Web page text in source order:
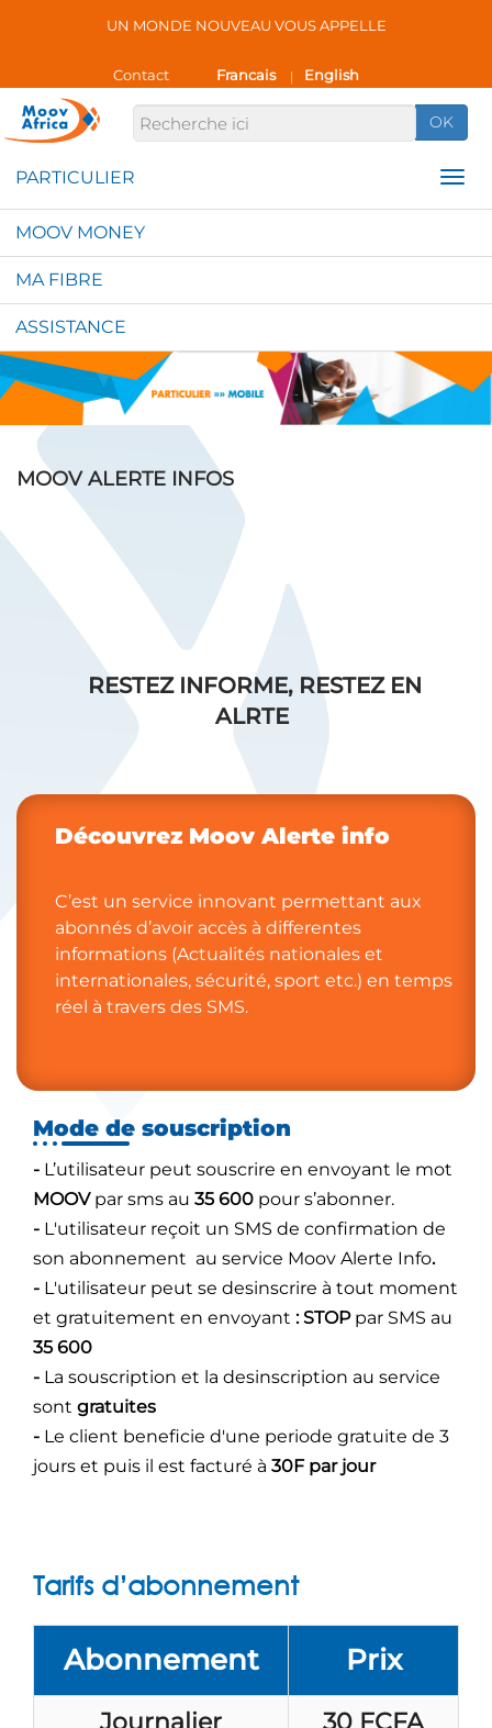
UN MONDE NOUVEAU VOUS APPELLE
Contact Francais | English
OK
MOOV MONEY
MA FIBRE
ASSISTANCE
MOOV ALERTE INFOS
RESTEZ INFORME, RESTEZ EN
ALRTE
Découvrez Moov Alerte info​​
C’est un service innovant permettant aux
abonnés d’avoir accès à differentes
informations (Actualités nationales et
internationales, sécurité, sport etc.) en temps
réel à travers des SMS.
Mode de souscription
- L’utilisateur peut souscrire en envoyant le mot
MOOV par sms au 35 600 pour s’abonner.
- L'utilisateur reçoit un SMS de confirmation de
son abonnement au service Moov Alerte Info.
- L'utilisateur peut se desinscrire à tout moment
et gratuitement en envoyant : STOP par SMS au
35 600
- La souscription et la desinscription au service
sont gratuites
- Le client beneficie d'une periode gratuite de 3
jours et puis il est facturé à 30F par jour
Tarifs d’abonnement
Abonnement​ Prix
Journalier 30 FCFA